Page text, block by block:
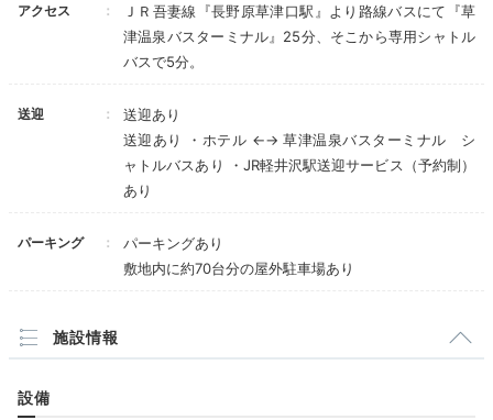
お土産処には、ここでしか購入できない上州名産「花ま
め」などのお菓子が並んでいます。ほかに和小物なども
アクセス
ＪＲ吾妻線『長野原草津口駅』より路線バスにて『草
津温泉バスターミナル』25分、そこから専用シャトル
バスで5分。
送迎
送迎あり
送迎あり ・ホテル ←→ 草津温泉バスターミナル シ
ャトルバスあり ・JR軽井沢駅送迎サービス（予約制）
あり
パーキング
パーキングあり
敷地内に約70台分の屋外駐車場あり
施設情報
設備